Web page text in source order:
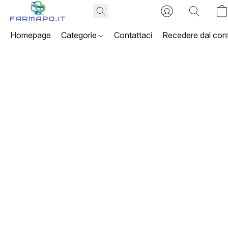
Homepage Categorie Contattaci Recedere dal